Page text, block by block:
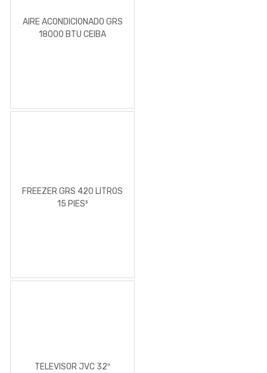
AIRE ACONDICIONADO GRS
18000 BTU CEIBA
FREEZER GRS 420 LITROS
15 PIES³
TELEVISOR JVC 32″